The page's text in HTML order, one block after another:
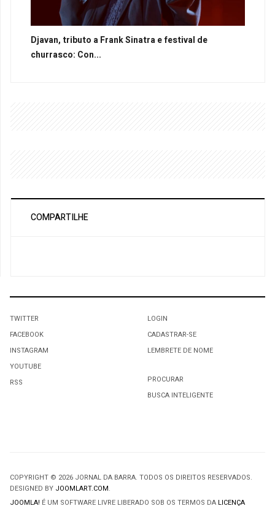
Djavan, tributo a Frank Sinatra e festival de
churrasco: Con...
COMPARTILHE
TWITTER
FACEBOOK
INSTAGRAM
YOUTUBE
RSS
LOGIN
CADASTRAR-SE
LEMBRETE DE NOME
PROCURAR
BUSCA INTELIGENTE
COPYRIGHT © 2026 JORNAL DA BARRA. TODOS OS DIREITOS RESERVADOS.
DESIGNED BY JOOMLART.COM.
JOOMLA! É UM SOFTWARE LIVRE LIBERADO SOB OS TERMOS DA LICENÇA